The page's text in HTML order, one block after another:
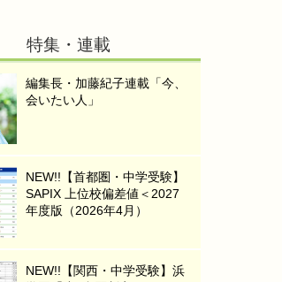
特集・連載
編集長・加藤紀子連載「今、
会いたい人」
NEW!!【首都圏・中学受験】
SAPIX 上位校偏差値＜2027
年度版（2026年4月）
NEW!!【関西・中学受験】浜